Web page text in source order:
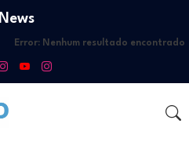
News
Error: Nenhum resultado encontrado